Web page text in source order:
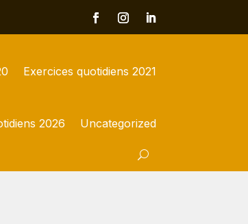
Exercices quotidiens 2021
2026 Uncategorized